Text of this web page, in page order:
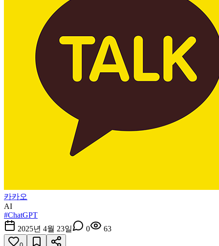
카카오
AI
#ChatGPT
2025년 4월 23일
0 63